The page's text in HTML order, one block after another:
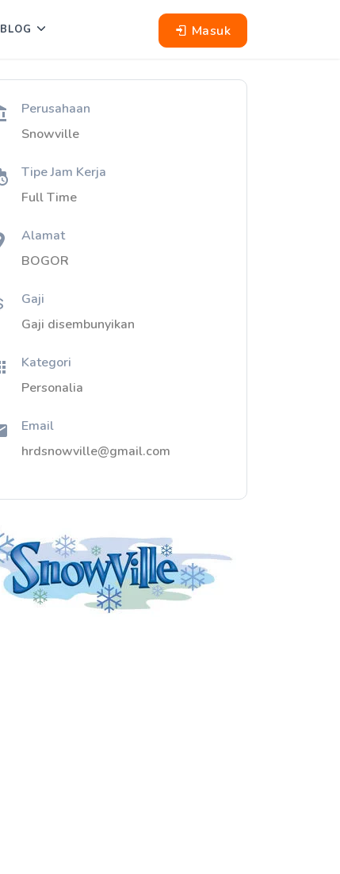
Masuk
BLOG
Perusahaan
Snowville
Tipe Jam Kerja
Full Time
Alamat
BOGOR
Gaji
Gaji disembunyikan
Kategori
Personalia
Email
hrdsnowville@gmail.com